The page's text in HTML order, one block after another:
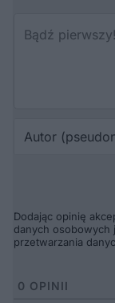
Dodając opinię
danych osobowych
przetwarzania
0 OPINII